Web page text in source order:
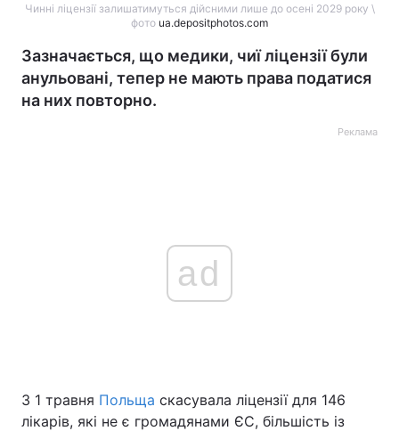
Чинні ліцензії залишатимуться дійсними лише до осені 2029 року \
фото ua.depositphotos.com
Зазначається, що медики, чиї ліцензії були
анульовані, тепер не мають права податися
на них повторно.
Реклама
ad
З 1 травня Польща скасувала ліцензії для 146
лікарів, які не є громадянами ЄС, більшість із